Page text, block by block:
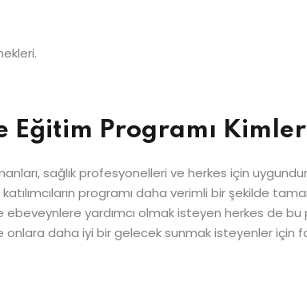
Eğitim Programı
sağlık profesyonelleri ve herkes için
programı daha verimli bir şekilde
ebeveynlere yardımcı olmak isteyen herkes de
onlara daha iyi bir gelecek sunmak isteyenler için